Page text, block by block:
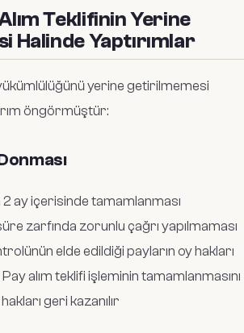
Teklifinin Yerine
Halinde Yaptırımlar
yerine getirilmemesi
öngörmüştür:
2 ay içerisinde tamamlanması
zarfında zorunlu çağrı yapılmaması
elde edildiği payların oy hakları
alım teklifi işleminin tamamlanmasını
geri kazanılır